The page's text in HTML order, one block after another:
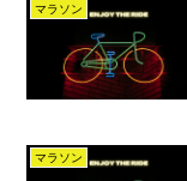
マラソン
マラソン